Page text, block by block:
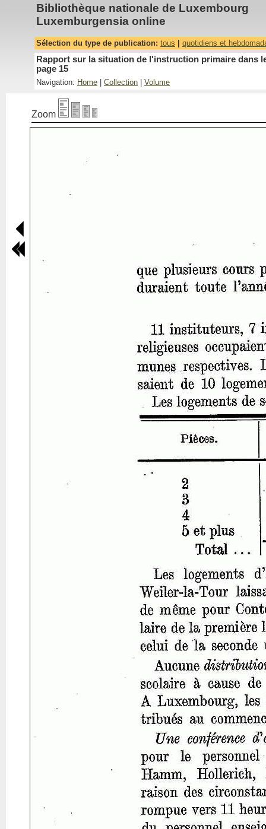
Bibliothèque nationale de Luxembourg
Luxemburgensia online
Sélection du type de publication: tous quotidiens et
Rapport sur la situation de l'instruction primaire dans
page 15
Navigation: Home Collection Volume
Zoom